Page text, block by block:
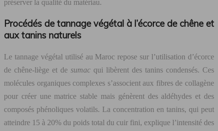
préserver la qualité du matériau.
Procédés de tannage végétal à l’écorce de chêne et
aux tanins naturels
Le tannage végétal utilisé au Maroc repose sur l’utilisation d’écorce
de chêne-liège et de sumac qui libèrent des tanins condensés. Ces
molécules organiques complexes s’associent aux fibres de collagène
pour créer une matrice stable mais génèrent des aldéhydes et des
composés phénoliques volatils. La concentration en tanins, qui peut
atteindre 15 à 20% du poids total du cuir fini, explique l’intensité des